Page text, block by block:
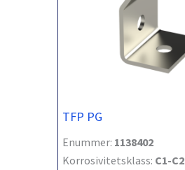
TFP PG
Enummer: 1138402
Korrosivitetsklass: C1-C2